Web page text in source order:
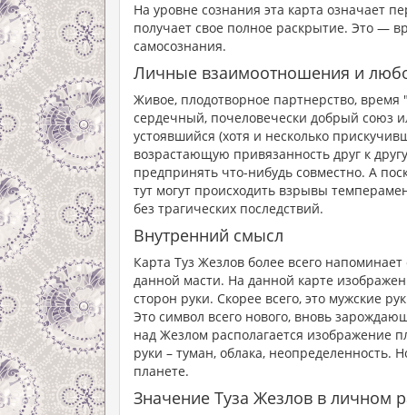
На уровне сознания эта карта означает
получает свое полное раскрытие. Это —
самосознания.
Личные взаимоотношения и
Живое, плодотворное партнерство, время
сердечный, почеловечески добрый союз
устоявшийся (хотя и несколько
возрастающую привязанность друг к
предпринять что-нибудь совместно. А
тут могут происходить взрывы
без трагических последствий.
Внутренний смысл
Карта Туз Жезлов более всего
данной масти. На данной карте
сторон руки. Скорее всего, это мужские
Это символ всего нового, вновь
над Жезлом располагается изображение
руки – туман, облака, неопределенность.
планете.
Значение Туза Жезлов в личном